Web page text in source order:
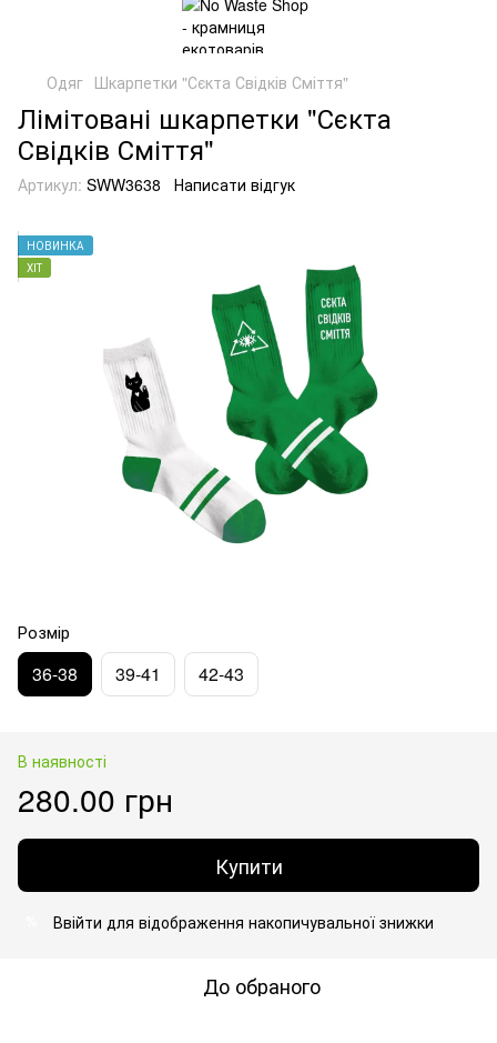
Одяг Шкарпетки "Сєкта Свідків Сміття"
Лімітовані шкарпетки "Сєкта
Свідків Сміття"
Артикул: SWW3638 Написати відгук
НОВИНКА
ХІТ
Розмір
36-38 39-41 42-43
В наявності
280.00 грн
Купити
Ввійти для відображення накопичувальної знижки
До обраного